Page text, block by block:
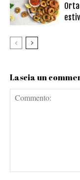
Lascia un